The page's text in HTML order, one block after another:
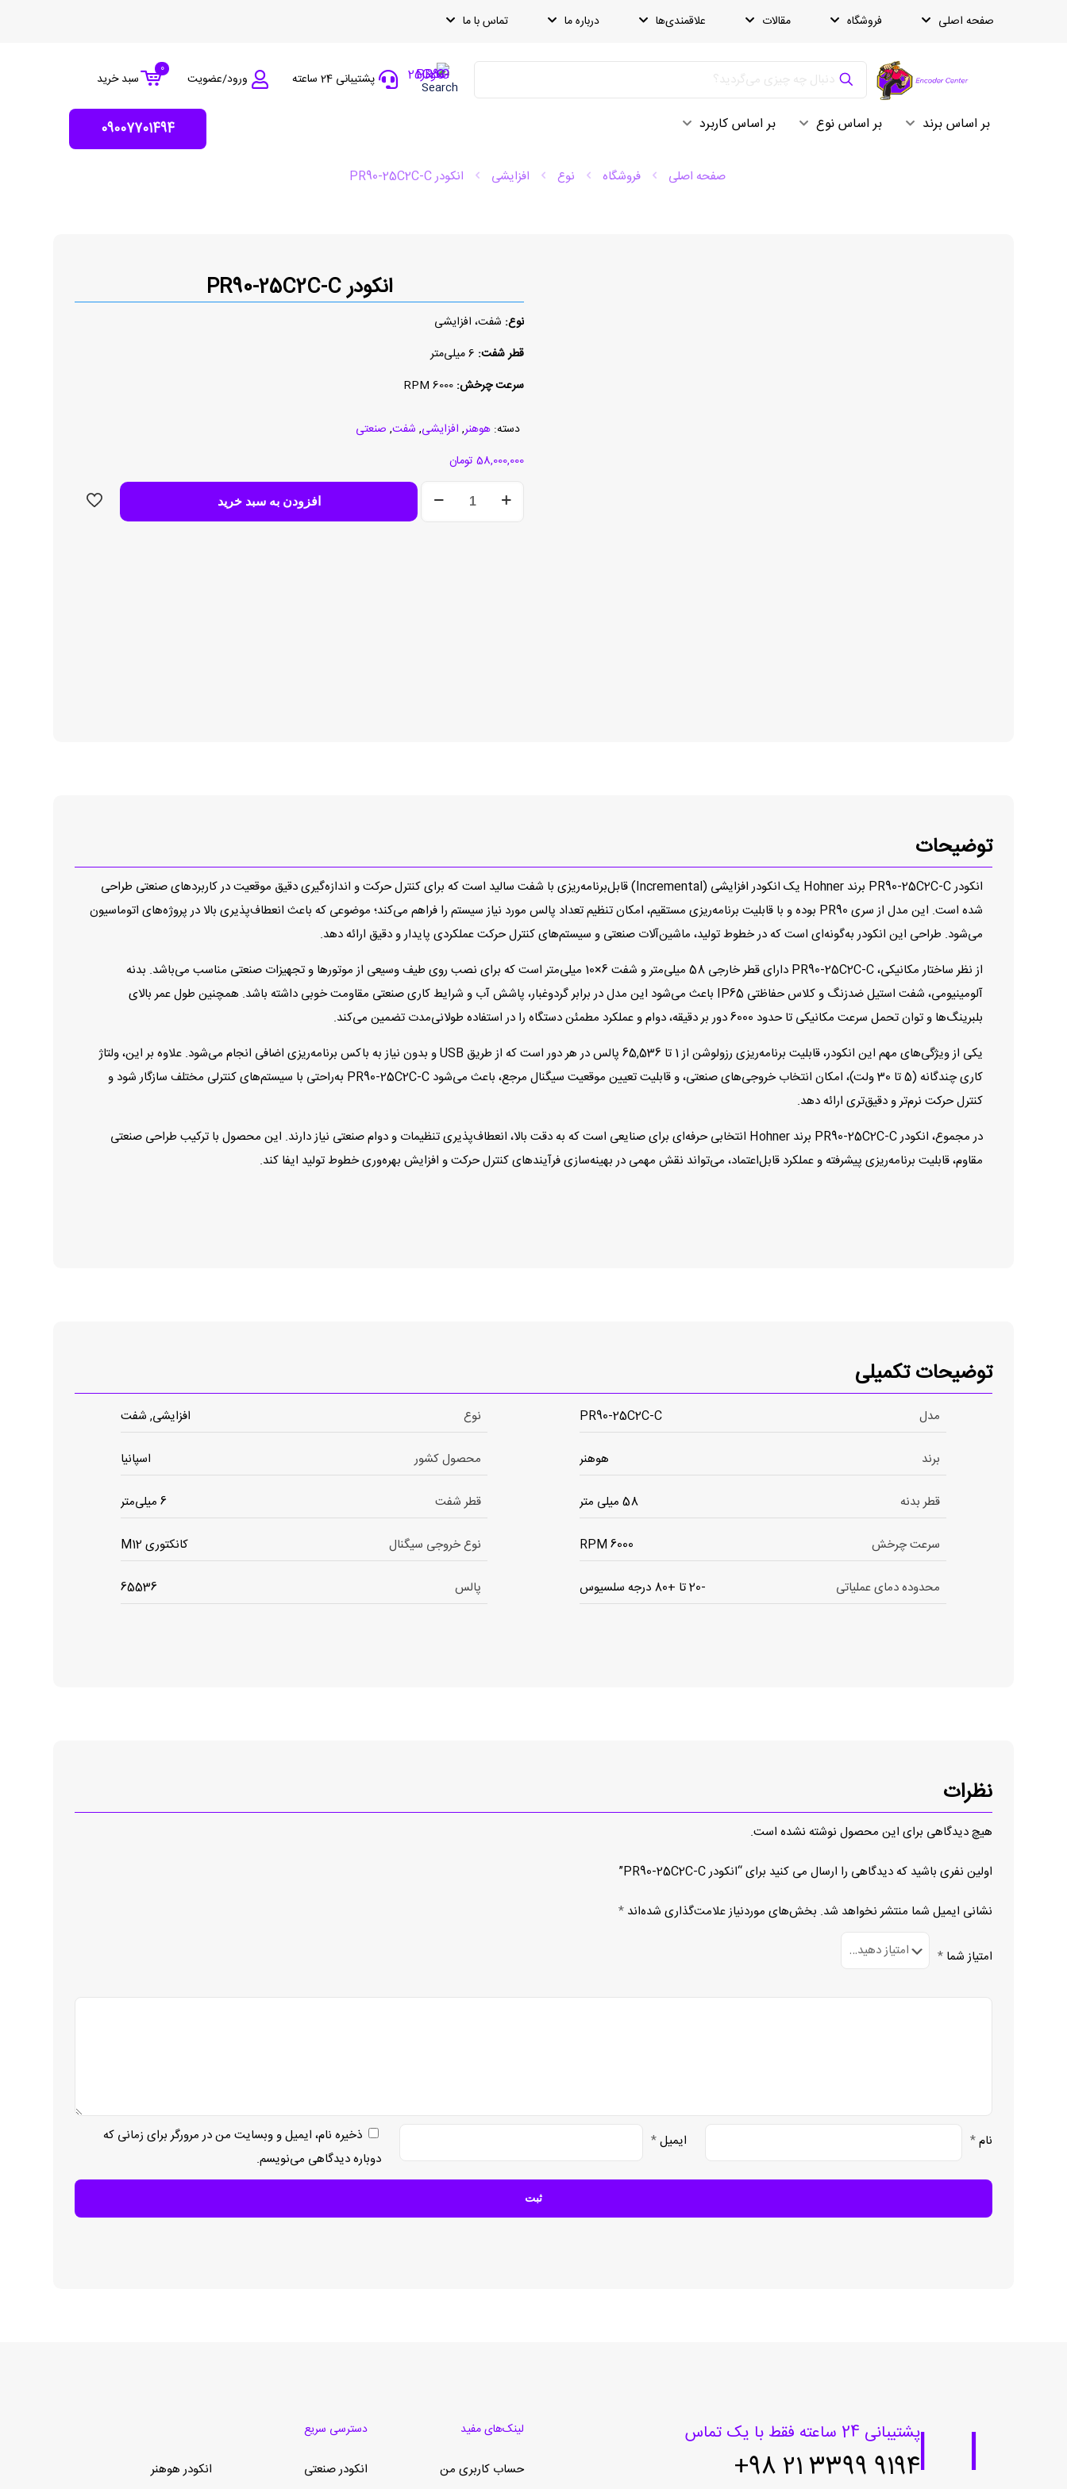
صفحه اصلی فروشگاه مقالات علاقمندی‌ها درباره ما تماس با ما
Search پشتیبانی 24 ساعته ورود/عضویت
0
سبد خرید
بر اساس برند بر اساس نوع بر اساس کاربرد 09007701494
صفحه اصلی فروشگاه نوع افزایشی انکودر PR90-25C2C-C
انکودر PR90-25C2C-C
نوع: شفت، افزایشی
قطر شفت:
سرعت چرخش: 6000 RPM
دسته: هوهنر, افزایشی, شفت, صنعتی
58,000,000 تومان
انکودر
افزودن به سبد خرید
توضیحات
انکودر PR90-25C2C-C برند Hohner یک انکودر افزایشی (Incremental) قابل‌برنامه‌ریزی با شفت سالید است که برای کنترل حرکت و اندازه‌گیری دقیق موقعیت در کاربردهای صنعتی طراحی
شده است. این مدل از سری PR90 بوده و با قابلیت برنامه‌ریزی مستقیم، امکان تنظیم تعداد پالس مورد نیاز سیستم را فراهم می‌کند؛ موضوعی که باعث انعطاف‌پذیری بالا در پروژه‌های اتوماسیون
می‌شود. طراحی این انکودر به‌گونه‌ای است که در خطوط تولید، ماشین‌آلات صنعتی و سیستم‌های کنترل حرکت عملکردی پایدار و دقیق ارائه دهد.
از نظر ساختار مکانیکی، PR90-25C2C-C دارای قطر خارجی 58 میلی‌متر و شفت 6×10 میلی‌متر است که برای نصب روی طیف وسیعی از موتور‌ها و تجهیزات صنعتی مناسب می‌باشد. بدنه
آلومینیومی، شفت استیل ضدزنگ و کلاس حفاظتی IP65 باعث می‌شود این مدل در برابر گردوغبار، پاشش آب و شرایط کاری صنعتی مقاومت خوبی داشته باشد. همچنین طول عمر بالای
بلبرینگ‌ها و توان تحمل سرعت مکانیکی تا حدود 6000 دور بر دقیقه، دوام و عملکرد مطمئن دستگاه را در استفاده طولانی‌مدت تضمین می‌کند.
یکی از ویژگی‌های مهم این انکودر، قابلیت برنامه‌ریزی رزولوشن از 1 تا 65,536 پالس در هر دور است که از طریق USB و بدون نیاز به باکس برنامه‌ریزی اضافی انجام می‌شود. علاوه بر این، ولتاژ
کاری چندگانه (5 تا 30 ولت)، امکان انتخاب خروجی‌های صنعتی، و قابلیت تعیین موقعیت سیگنال مرجع، باعث می‌شود PR90-25C2C-C به‌راحتی با سیستم‌های کنترلی مختلف سازگار شود و
کنترل حرکت نرم‌تر و دقیق‌تری ارائه دهد.
در مجموع، انکودر PR90-25C2C-C برند Hohner انتخابی حرفه‌ای برای صنایعی است که به دقت بالا، انعطاف‌پذیری تنظیمات و دوام صنعتی نیاز دارند. این محصول با ترکیب طراحی صنعتی
مقاوم، قابلیت برنامه‌ریزی پیشرفته و عملکرد قابل‌اعتماد، می‌تواند نقش مهمی در بهینه‌سازی فرآیندهای کنترل حرکت و افزایش بهره‌وری خطوط تولید ایفا کند.
توضیحات تکمیلی
مدل PR90-25C2C-C نوع افزایشی, شفت
برند هوهنر محصول کشور اسپانیا
قطر بدنه 58 میلی متر قطر شفت 6 میلی‌متر
سرعت چرخش 6000 RPM نوع خروجی سیگنال کانکتوری M12
محدوده دمای عملیاتی -20 تا +80 درجه سلسیوس پالس 65536
نظرات
هیچ دیدگاهی برای این محصول نوشته نشده است.
اولین نفری باشید که دیدگاهی را ارسال می کنید برای “انکودر PR90-25C2C-C”
نشانی ایمیل شما منتشر نخواهد شد. بخش‌های موردنیاز علامت‌گذاری شده‌اند *
امتیاز شما *
نام* ایمیل*
ذخیره نام، ایمیل و وبسایت من در مرورگر برای زمانی که
دوباره دیدگاهی می‌نویسم.
پشتیبانی 24 ساعته فقط با یک تماس
9194 3399 21 98+
لینک‌های مفید
حساب کاربری من
دسترسی سریع
انکودر صنعتی انکودر هوهنر